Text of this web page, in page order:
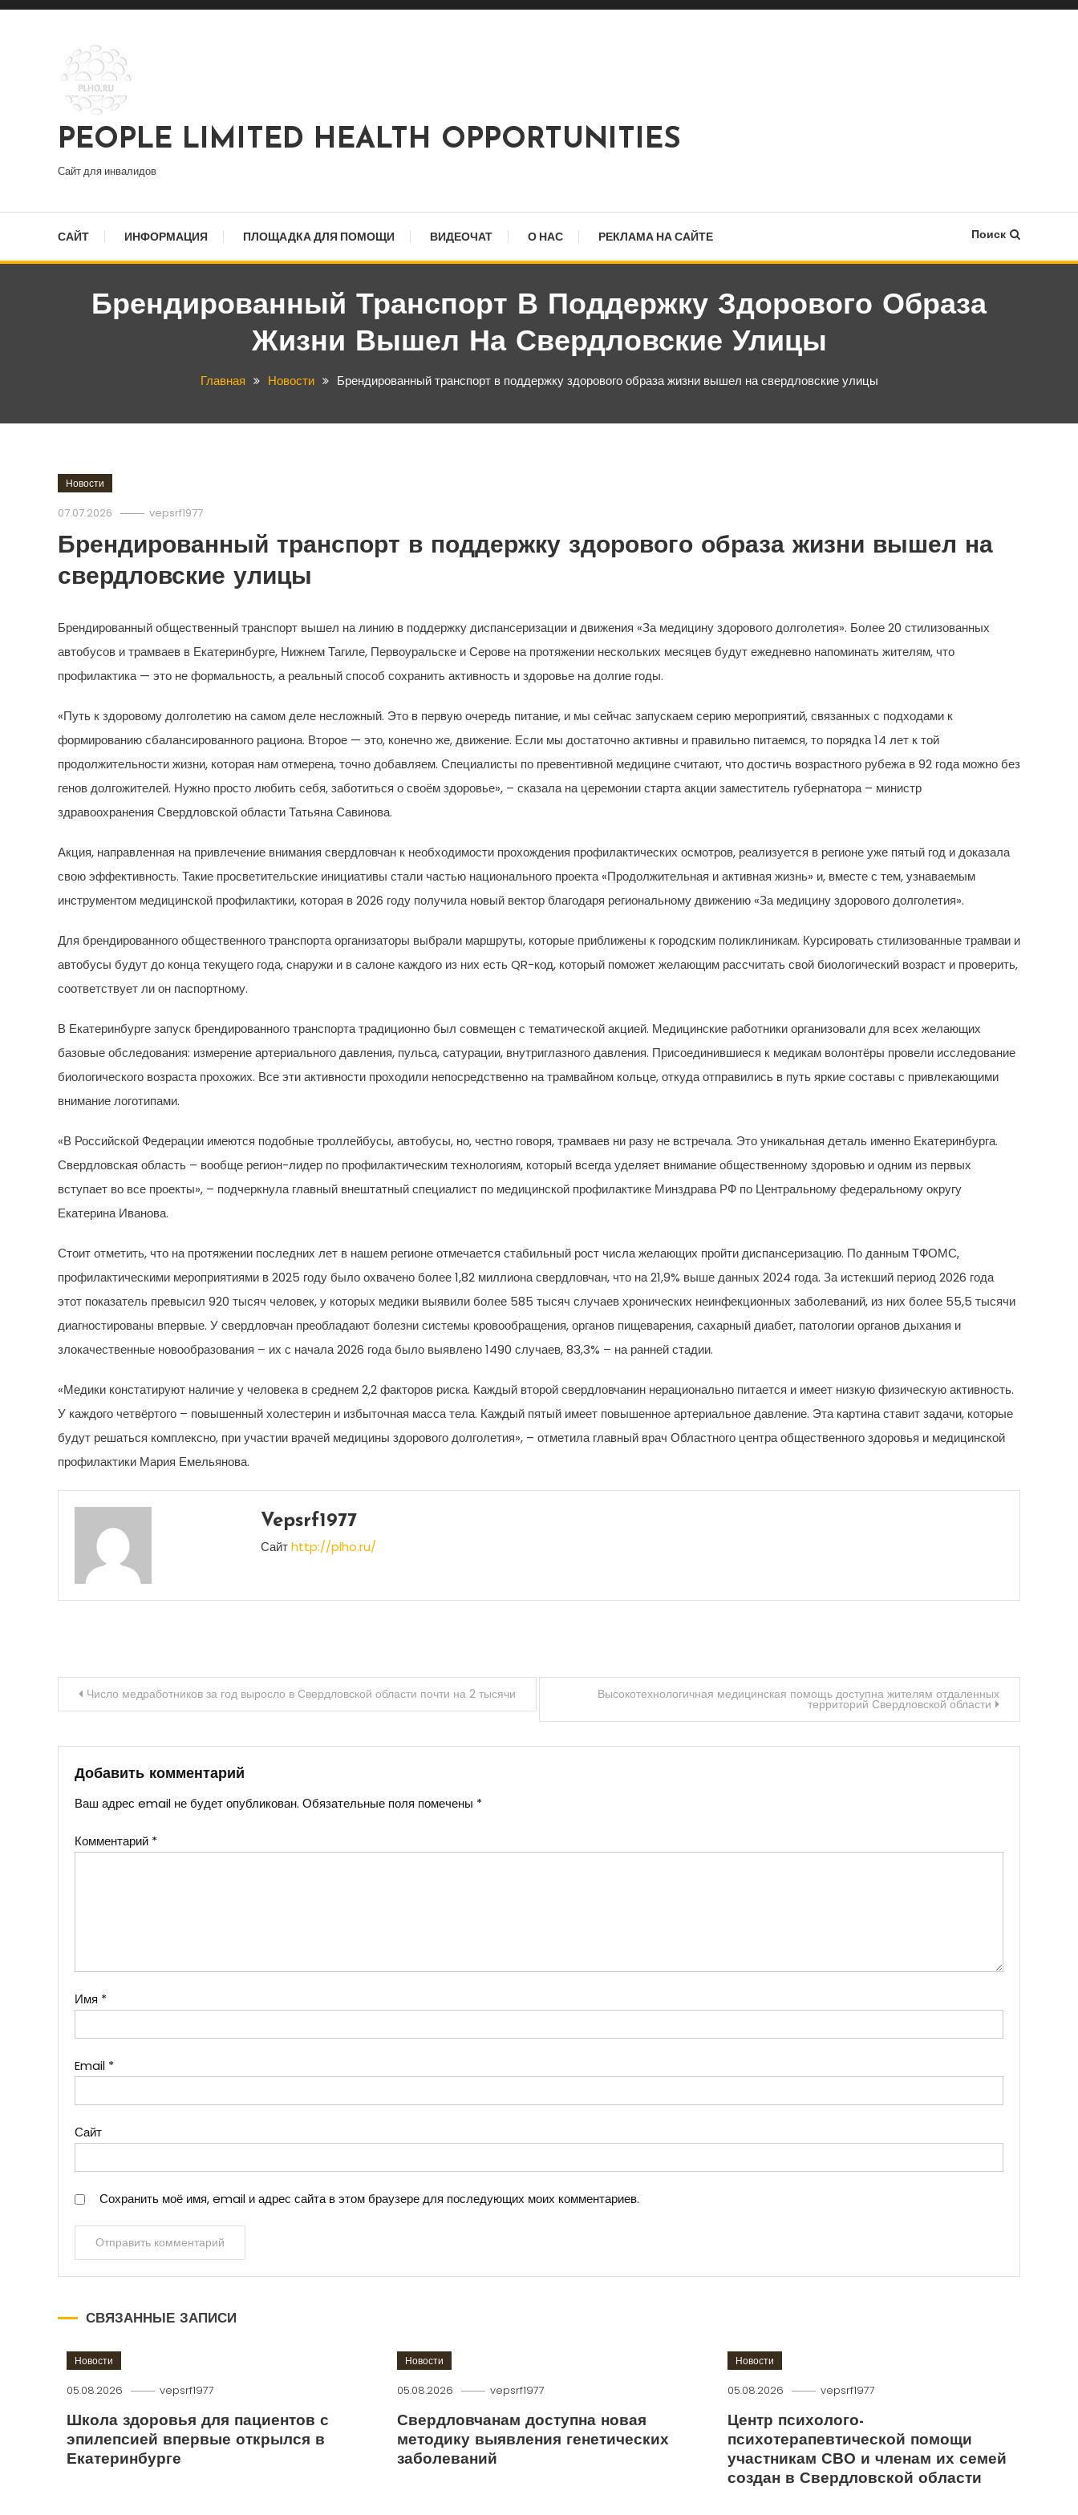
Перейти
содержимому
PEOPLE LIMITED HEALTH OPPORTUNITIES
Сайт для инвалидов
САЙТ ИНФОРМАЦИЯ ПЛОЩАДКА ДЛЯ ПОМОЩИ ВИДЕОЧАТ О НАС РЕКЛАМА НА САЙТЕ Поиск
Брендированный Транспорт В Поддержку Здорового Образа
Жизни Вышел На Свердловские Улицы
Главная Новости Брендированный транспорт в поддержку здорового образа жизни вышел на свердловские улицы
Новости
07.07.2026 vepsrf1977
Брендированный транспорт в поддержку здорового образа жизни вышел на
свердловские улицы
Брендированный общественный транспорт вышел на линию в поддержку диспансеризации и движения «За медицину здорового долголетия». Более 20 стилизованных
автобусов и трамваев в Екатеринбурге, Нижнем Тагиле, Первоуральске и Серове на протяжении нескольких месяцев будут ежедневно напоминать жителям, что
профилактика — это не формальность, а реальный способ сохранить активность и здоровье на долгие годы.
«Путь к здоровому долголетию на самом деле несложный. Это в первую очередь питание, и мы сейчас запускаем серию мероприятий, связанных с подходами к
формированию сбалансированного рациона. Второе — это, конечно же, движение. Если мы достаточно активны и правильно питаемся, то порядка 14 лет к той
продолжительности жизни, которая нам отмерена, точно добавляем. Специалисты по превентивной медицине считают, что достичь возрастного рубежа в 92 года можно без
генов долгожителей. Нужно просто любить себя, заботиться о своём здоровье», – сказала на церемонии старта акции заместитель губернатора – министр
здравоохранения Свердловской области Татьяна Савинова.
Акция, направленная на привлечение внимания свердловчан к необходимости прохождения профилактических осмотров, реализуется в регионе уже пятый год и доказала
свою эффективность. Такие просветительские инициативы стали частью национального проекта «Продолжительная и активная жизнь» и, вместе с тем, узнаваемым
инструментом медицинской профилактики, которая в 2026 году получила новый вектор благодаря региональному движению «За медицину здорового долголетия».
Для брендированного общественного транспорта организаторы выбрали маршруты, которые приближены к городским поликлиникам. Курсировать стилизованные трамваи и
автобусы будут до конца текущего года, снаружи и в салоне каждого из них есть QR-код, который поможет желающим рассчитать свой биологический возраст и проверить,
соответствует ли он паспортному.
В Екатеринбурге запуск брендированного транспорта традиционно был совмещен с тематической акцией. Медицинские работники организовали для всех желающих
базовые обследования: измерение артериального давления, пульса, сатурации, внутриглазного давления. Присоединившиеся к медикам волонтёры провели исследование
биологического возраста прохожих. Все эти активности проходили непосредственно на трамвайном кольце, откуда отправились в путь яркие составы с привлекающими
внимание логотипами.
«В Российской Федерации имеются подобные троллейбусы, автобусы, но, честно говоря, трамваев ни разу не встречала. Это уникальная деталь именно Екатеринбурга.
Свердловская область – вообще регион-лидер по профилактическим технологиям, который всегда уделяет внимание общественному здоровью и одним из первых
вступает во все проекты», – подчеркнула главный внештатный специалист по медицинской профилактике Минздрава РФ по Центральному федеральному округу
Екатерина Иванова.
Стоит отметить, что на протяжении последних лет в нашем регионе отмечается стабильный рост числа желающих пройти диспансеризацию. По данным ТФОМС,
профилактическими мероприятиями в 2025 году было охвачено более 1,82 миллиона свердловчан, что на 21,9% выше данных 2024 года. За истекший период 2026 года
этот показатель превысил 920 тысяч человек, у которых медики выявили более 585 тысяч случаев хронических неинфекционных заболеваний, из них более 55,5 тысячи
диагностированы впервые. У свердловчан преобладают болезни системы кровообращения, органов пищеварения, сахарный диабет, патологии органов дыхания и
злокачественные новообразования – их с начала 2026 года было выявлено 1490 случаев, 83,3% – на ранней стадии.
«Медики констатируют наличие у человека в среднем 2,2 факторов риска. Каждый второй свердловчанин нерационально питается и имеет низкую физическую активность.
У каждого четвёртого – повышенный холестерин и избыточная масса тела. Каждый пятый имеет повышенное артериальное давление. Эта картина ставит задачи, которые
будут решаться комплексно, при участии врачей медицины здорового долголетия», – отметила главный врач Областного центра общественного здоровья и медицинской
профилактики Мария Емельянова.
Vepsrf1977
Сайт http://plho.ru/
Навигация
записям
Число медработников за год выросло в Свердловской области почти на 2 тысячи Высокотехнологичная медицинская помощь доступна жителям отдаленных
территорий Свердловской области
Добавить комментарий
Ваш адрес email не будет опубликован. Обязательные поля помечены *
Комментарий *
Имя *
Email *
Сайт
Сохранить моё имя, email и адрес сайта в этом браузере для последующих моих комментариев.
СВЯЗАННЫЕ ЗАПИСИ
Новости
05.08.2026 vepsrf1977
Школа здоровья для пациентов с
эпилепсией впервые открылся в
Екатеринбурге
Новости
05.08.2026 vepsrf1977
Свердловчанам доступна новая
методику выявления генетических
заболеваний
Новости
05.08.2026 vepsrf1977
Центр психолого-
психотерапевтической помощи
участникам СВО и членам их семей
создан в Свердловской области